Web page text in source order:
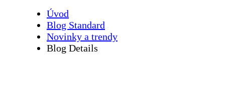
Úvod
Blog Standard
Novinky a trendy
Blog Details